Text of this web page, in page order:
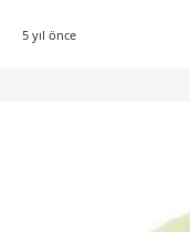
5 yıl önce